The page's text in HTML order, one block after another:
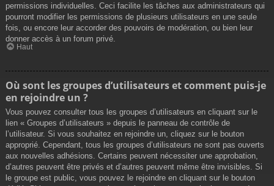
permissions individuelles. Ceci facilite les tâches aux administrateurs qui
pourront modifier les permissions de plusieurs utilisateurs en une seule
fois, ou encore leur accorder des pouvoirs de modération, ou bien leur
donner accès à un forum privé.
Haut
Où sont les groupes d’utilisateurs et comment puis-je
en rejoindre un ?
Vous pouvez consulter tous les groupes d’utilisateurs en cliquant sur le
lien « Groupes d’utilisateurs » depuis le panneau de contrôle de
l’utilisateur. Si vous souhaitez en rejoindre un, cliquez sur le bouton
approprié. Cependant, tous les groupes d’utilisateurs ne sont pas ouverts
aux nouvelles adhésions. Certains peuvent nécessiter une approbation,
d’autres peuvent être privés et d’autres peuvent même être invisibles. Si
le groupe est public, vous pouvez le rejoindre en cliquant sur le bouton